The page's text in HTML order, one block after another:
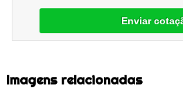
Enviar
Imagens relacionadas